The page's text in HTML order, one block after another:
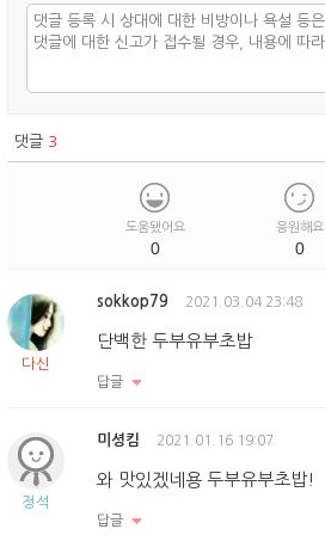
댓글 3
도움됐어요
0
응원해요
0
다신
sokkop79 2021.03.04 23:48
단백한 두부유부초밥
답글
정석
미셩킴 2021.01.16 19:07
와 맛있겠네용 두부유부초밥!
답글